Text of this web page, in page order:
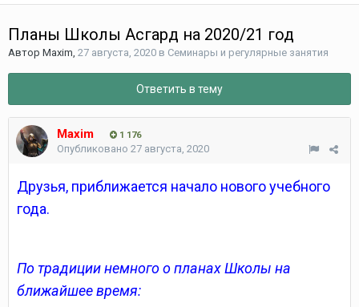
Планы Школы Асгард на 2020/21 год
Автор Maxim 27 августа, 2020 в Семинары и регулярные занятия
Ответить в тему
Maxim 1 176
Опубликовано 27 августа, 2020
Друзья, приближается начало нового учебного
года.
По традиции немного о планах Школы на
ближайшее время: